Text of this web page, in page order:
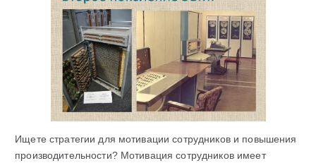
Ищете стратегии для мотивации сотрудников и повышения
производительности? Мотивация сотрудников имеет